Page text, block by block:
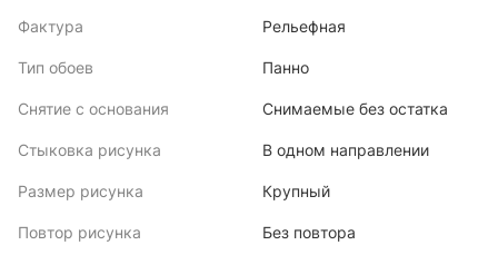
Фактура Рельефная
Тип обоев Панно
Снятие с основания Снимаемые без остатка
Стыковка рисунка В одном направлении
Размер рисунка Крупный
Повтор рисунка Без повтора